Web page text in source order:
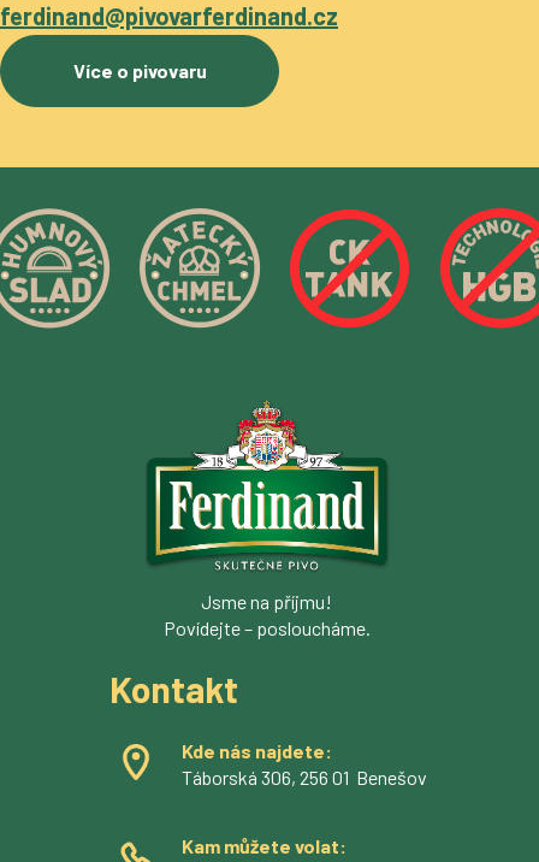
ferdinand@pivovarferdinand.cz
Více o pivovaru
Jsme na příjmu!
Povídejte – posloucháme.
Kontakt
Kde nás najdete:
Táborská 306, 256 01 Benešov
Kam můžete volat: